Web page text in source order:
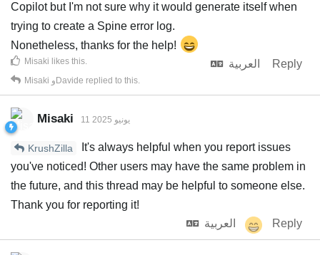
Copilot but I'm not sure why it would generate itself when
trying to create a Spine error log.
Nonetheless, thanks for the help!
العربية
Reply
Misaki likes this.
Misaki و Davide replied to this.
Misaki 11 يونيو 2025
KrushZilla
It's always helpful when you report issues
you've noticed! Other users may have the same problem in
the future, and this thread may be helpful to someone else.
Thank you for reporting it!
العربية
Reply